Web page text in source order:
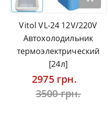
Vitol VL-24 12V/220V
Автохолодильник
термоэлектрический
[24л]
2975 грн.
3500 грн.